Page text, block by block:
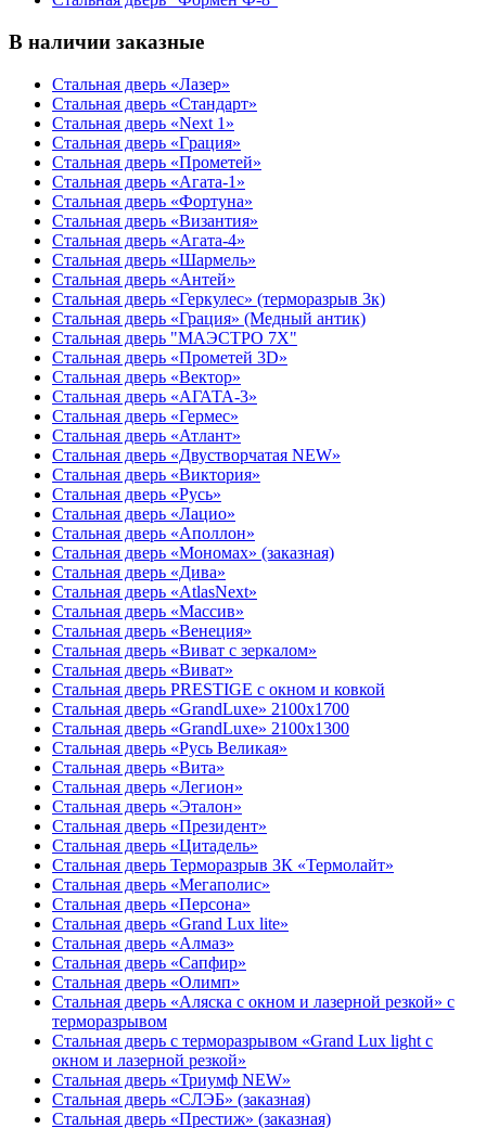
В наличии заказные
Стальная дверь «Лазер»
Стальная дверь «Стандарт»
Стальная дверь «Next 1»
Стальная дверь «Гpация»
Стальная дверь «Прометей»
Стальная дверь «Агата-1»
Стальная дверь «Фортуна»
Стальная дверь «Византия»
Стальная дверь «Агата-4»
Стальная дверь «Шармель»
Стальная дверь «Антей»
Стальная дверь «Геркулес» (терморазрыв 3к)
Стальная дверь «Грация» (Медный антик)
Стальная дверь "МАЭСТРО 7Х"
Стальная дверь «Прометей 3D»
Стальная дверь «Вектор»
Стальная дверь «АГАТА-3»
Стальная дверь «Гермес»
Стальная дверь «Атлант»
Стальная дверь «Двустворчатая NEW»
Стальная дверь «Виктория»
Стальная дверь «Русь»
Стальная дверь «Лацио»
Стальная дверь «Аполлон»
Стальная дверь «Мономах» (заказная)
Стальная дверь «Дива»
Стальная дверь «AtlasNext»
Стальная дверь «Массив»
Стальная дверь «Венеция»
Стальная дверь «Виват с зеркалом»
Стальная дверь «Виват»
Стальная дверь PRESTIGE с окном и ковкой
Стальная дверь «GrandLuxe» 2100х1700
Стальная дверь «GrandLuxe» 2100х1300
Стальная дверь «Русь Великая»
Стальная дверь «Вита»
Стальная дверь «Легион»
Стальная дверь «Эталон»
Стальная дверь «Президент»
Стальная дверь «Цитадель»
Стальная дверь Терморазрыв 3К «Термолайт»
Стальная дверь «Мегаполис»
Стальная дверь «Персона»
Стальная дверь «Grand Lux lite»
Стальная дверь «Алмаз»
Стальная дверь «Сапфир»
Стальная дверь «Олимп»
Стальная дверь «Аляска с окном и лазерной резкой» с
терморазрывом
Стальная дверь с терморазрывом «Grand Lux light с
окном и лазерной резкой»
Стальная дверь «Триумф NEW»
Стальная дверь «СЛЭБ» (заказная)
Стальная дверь «Престиж» (заказная)